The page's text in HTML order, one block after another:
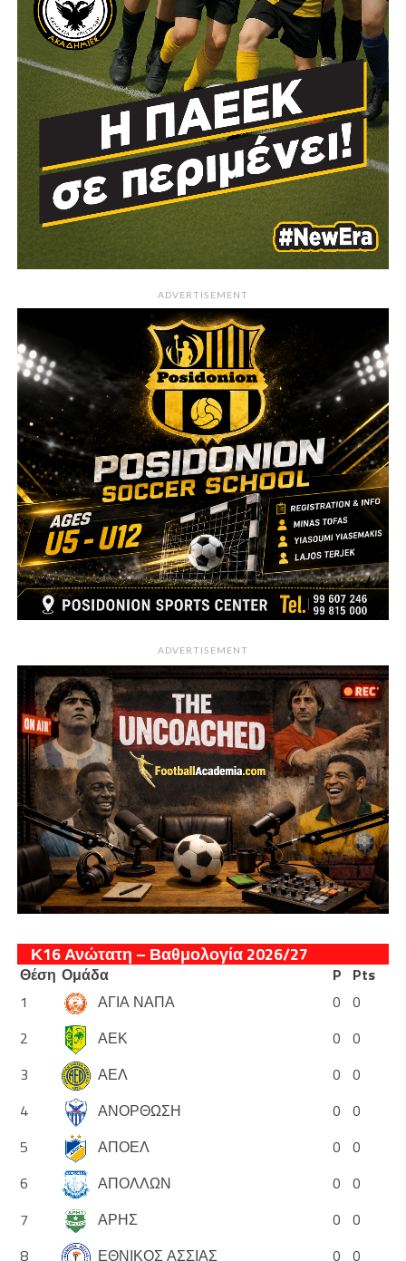
ADVERTISEMENT
ADVERTISEMENT
Κ16 Ανώτατη – Βαθμολογία 2026/27
Θέση Ομάδα P Pts
1
ΑΓΙΑ ΝΑΠΑ 0 0
2
ΑΕΚ 0 0
3
ΑΕΛ 0 0
4
ΑΝΟΡΘΩΣΗ 0 0
5
ΑΠΟΕΛ 0 0
6
ΑΠΟΛΛΩΝ 0 0
7
ΑΡΗΣ 0 0
8
ΕΘΝΙΚΟΣ ΑΣΣΙΑΣ 0 0